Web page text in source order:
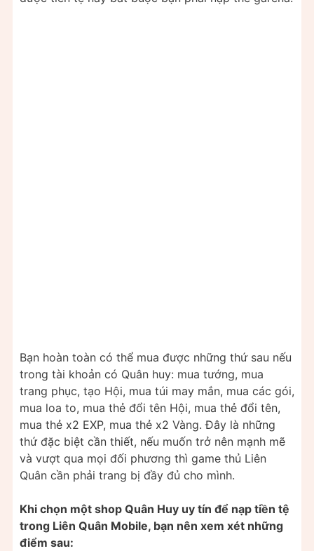
Bạn hoàn toàn có thể mua được những thứ sau nếu
trong tài khoản có Quân huy: mua tướng, mua
trang phục, tạo Hội, mua túi may mắn, mua các gói,
mua loa to, mua thẻ đổi tên Hội, mua thẻ đổi tên,
mua thẻ x2 EXP, mua thẻ x2 Vàng. Đây là những
thứ đặc biệt cần thiết, nếu muốn trở nên mạnh mẽ
và vượt qua mọi đối phương thì game thủ Liên
Quân cần phải trang bị đầy đủ cho mình.
Khi chọn một shop Quân Huy uy tín để nạp tiền tệ
trong Liên Quân Mobile, bạn nên xem xét những
điểm sau: